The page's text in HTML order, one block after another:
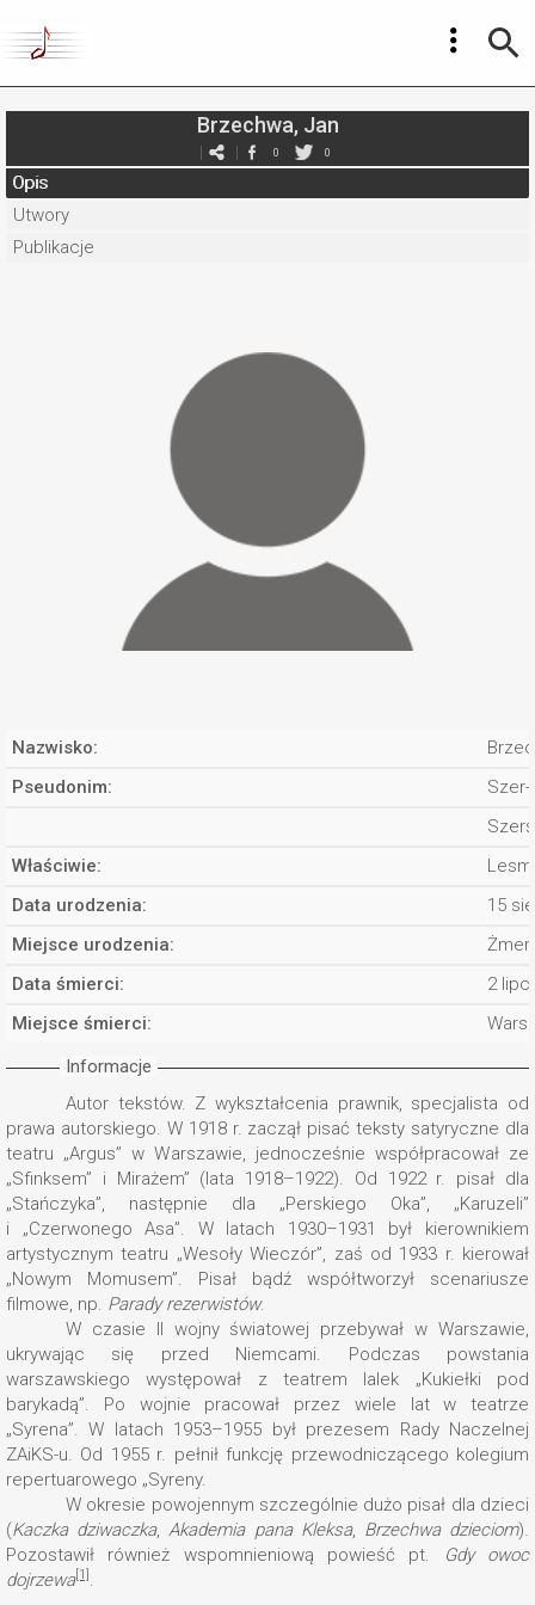
Brzechwa, Jan
0 0
Opis
Utwory
Publikacje
Nazwisko:
Pseudonim:
Właściwie:
Data urodzenia:
15
Miejsce urodzenia:
Data śmierci:
2
Miejsce śmierci:
Informacje
Autor tekstów. Z wykształcenia prawnik, specjalista od
prawa autorskiego. W 1918 r. zaczął pisać teksty satyryczne dla
teatru „Argus” w Warszawie, jednocześnie współpracował ze
„Sfinksem” i Mirażem” (lata 1918–1922). Od 1922 r. pisał dla
„Stańczyka”, następnie dla „Perskiego Oka”, „Karuzeli”
i „Czerwonego Asa”. W latach 1930–1931 był kierownikiem
artystycznym teatru „Wesoły Wieczór”, zaś od 1933 r. kierował
„Nowym Momusem”. Pisał bądź współtworzył scenariusze
filmowe, np. Parady rezerwistów.
W czasie II wojny światowej przebywał w Warszawie,
ukrywając się przed Niemcami. Podczas powstania
warszawskiego występował z teatrem lalek „Kukiełki pod
barykadą”. Po wojnie pracował przez wiele lat w teatrze
„Syrena”. W latach 1953–1955 był prezesem Rady Naczelnej
ZAiKS-u. Od 1955 r. pełnił funkcję przewodniczącego kolegium
repertuarowego „Syreny.
W okresie powojennym szczególnie dużo pisał dla dzieci
(Kaczka dziwaczka,Akademia pana Kleksa, Brzechwa dzieciom).
Pozostawił również wspomnieniową powieść pt.
Gdy owoc
dojrzewa[1] .